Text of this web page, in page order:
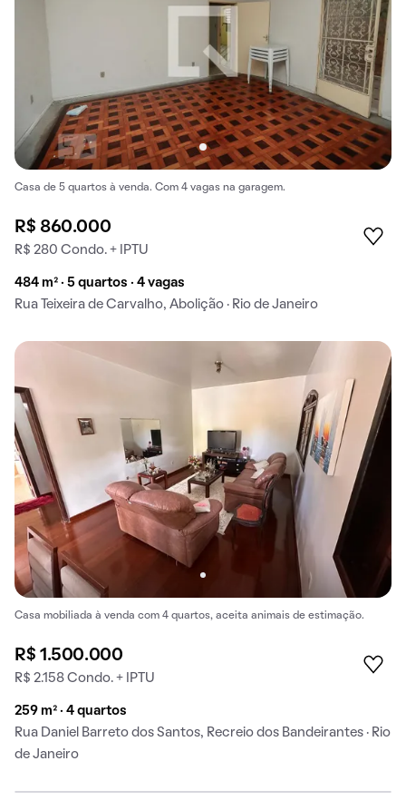
Casa de 5 quartos à venda. Com 4 vagas na garagem.
R$ 860.000
R$ 280 Condo. + IPTU
484 m² · 5 quartos · 4 vagas
Rua Teixeira de Carvalho, Abolição · Rio de Janeiro
Casa mobiliada à venda com 4 quartos, aceita animais de estimação.
R$ 1.500.000
R$ 2.158 Condo. + IPTU
259 m² · 4 quartos
Rua Daniel Barreto dos Santos, Recreio dos Bandeirantes · Rio
de Janeiro